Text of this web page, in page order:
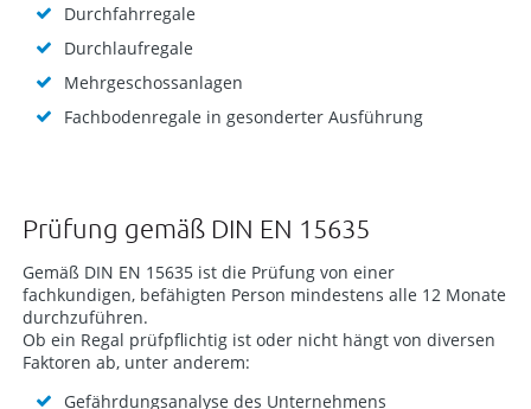
Durchfahrregale
Durchlaufregale
Mehrgeschossanlagen
Fachbodenregale in gesonderter Ausführung
Prüfung gemäß DIN EN 15635
Gemäß DIN EN 15635 ist die Prüfung von einer
fachkundigen, befähigten Person mindestens alle 12 Monate
durchzuführen.
Ob ein Regal prüfpflichtig ist oder nicht hängt von diversen
Faktoren ab, unter anderem:
Gefährdungsanalyse des Unternehmens